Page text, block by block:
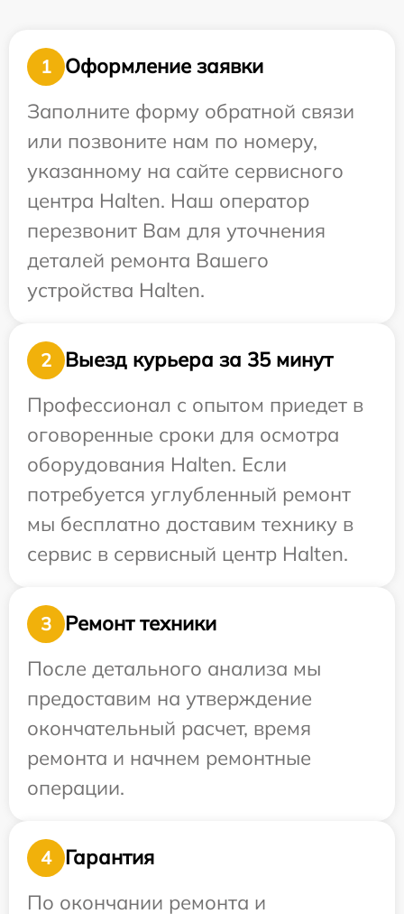
1
Оформление заявки
Заполните форму обратной связи
или позвоните нам по номеру,
указанному на сайте сервисного
центра Halten. Наш оператор
перезвонит Вам для уточнения
деталей ремонта Вашего
устройства Halten.
2
Выезд курьера за 35 минут
Профессионал с опытом приедет в
оговоренные сроки для осмотра
оборудования Halten. Если
потребуется углубленный ремонт
мы бесплатно доставим технику в
сервис в сервисный центр Halten.
3
Ремонт техники
После детального анализа мы
предоставим на утверждение
окончательный расчет, время
ремонта и начнем ремонтные
операции.
4
Гарантия
По окончании ремонта и